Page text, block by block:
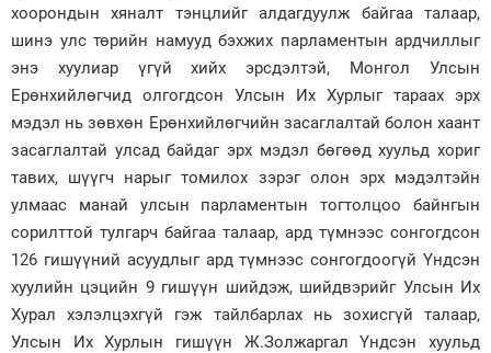
хоорондын хяналт тэнцлийг алдагдуулж байгаа талаар,
шинэ улс төрийн намууд бэхжих парламентын ардчиллыг
энэ хуулиар үгүй хийх эрсдэлтэй, Монгол Улсын
Ерөнхийлөгчид олгогдсон Улсын Их Хурлыг тараах эрх
мэдэл нь зөвхөн Ерөнхийлөгчийн засаглалтай болон хаант
засаглалтай улсад байдаг эрх мэдэл бөгөөд хуульд хориг
тавих, шүүгч нарыг томилох зэрэг олон эрх мэдэлтэйн
улмаас манай улсын парламентын тогтолцоо байнгын
сорилттой тулгарч байгаа талаар, ард түмнээс сонгогдсон
126 гишүүний асуудлыг ард түмнээс сонгогдоогүй Үндсэн
хуулийн цэцийн 9 гишүүн шийдэж, шийдвэрийг Улсын Их
Хурал хэлэлцэхгүй гэж тайлбарлах нь зохисгүй талаар,
Улсын Их Хурлын гишүүн Ж.Золжаргал Үндсэн хуульд